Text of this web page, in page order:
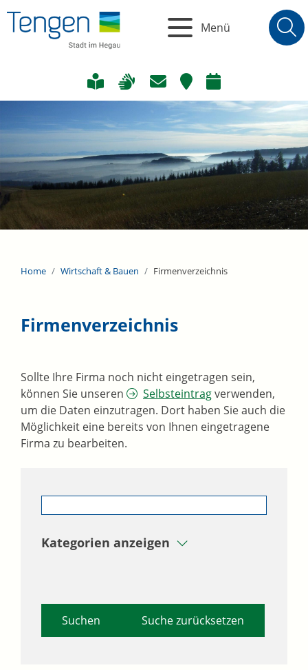
Menü
Home Wirtschaft & Bauen Firmenverzeichnis
Firmenverzeichnis
Sollte Ihre Firma noch nicht eingetragen sein,
können Sie unseren
Selbsteintragverwenden,
um die Daten einzutragen. Dort haben Sie auch die
Möglichkeit eine bereits von Ihnen eingetragene
Firma zu bearbeiten.
Kategorien anzeigen
Suche zurücksetzen